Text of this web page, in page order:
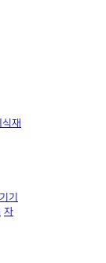
식재
기
자